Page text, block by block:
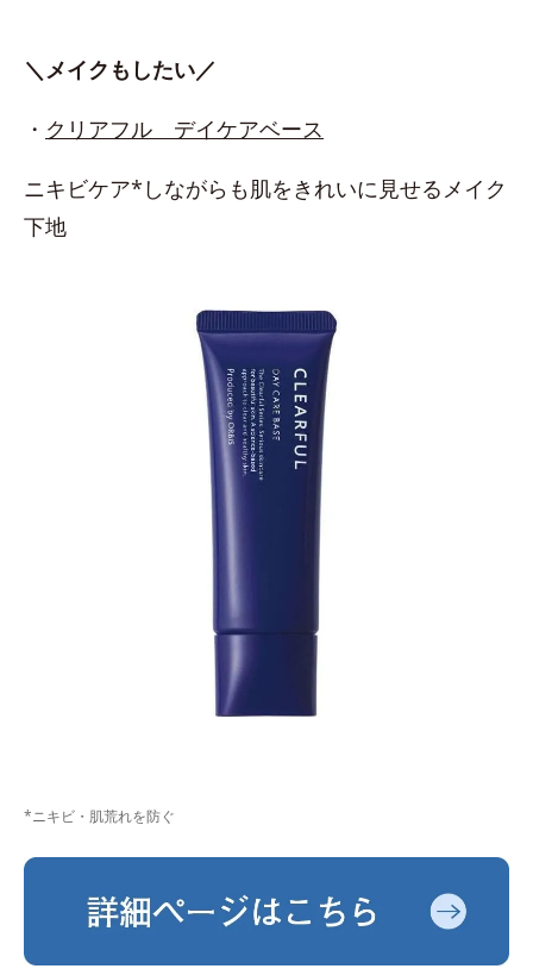
＼メイクもしたい／
・ クリアフル デイケアベース
ニキビケア*しながらも肌をきれいに見せるメイク
下地
*ニキビ・肌荒れを防ぐ